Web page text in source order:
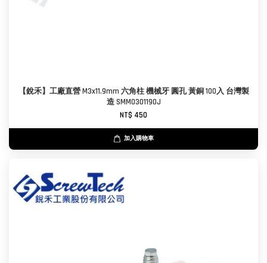
【銳禾】工廠直營 M3x11.9mm 六角柱 機械牙 圓孔 黃銅 100入 台灣製
造 SMM0301190J
NT$ 450
加入購物車